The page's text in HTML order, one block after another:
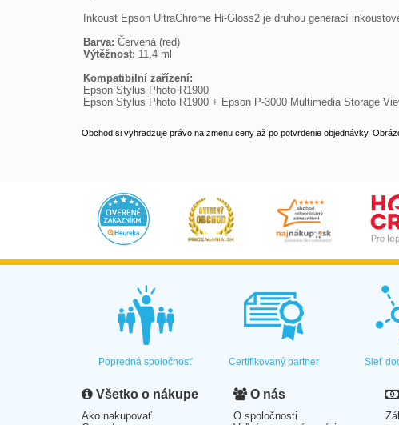
Inkoust Epson UltraChrome Hi-Gloss2 je druhou generací
Barva:
Výtěžnost: 11,4 ml
Kompatibilní zařízení:
Epson Stylus Photo R1900
Epson Stylus Photo R1900 + Epson P-3000 Multimedia Storage
Obchod si vyhradzuje právo na zmenu ceny až po potvrdenie objednávky.
Popredná spoločnosť Certifikovaný partner Sieť
Všetko o nákupe
Ako nakupovať
O nás
O spoločnosti